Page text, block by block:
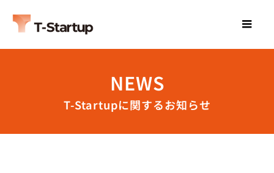
NEWS
T-Startupに関するお知らせ